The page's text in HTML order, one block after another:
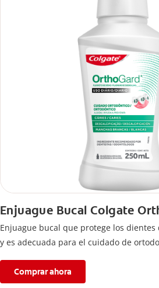
Enjuague Bucal Colgate
Enjuague bucal que protege los dientes
y es adecuada para el cuidado de
Comprar ahora